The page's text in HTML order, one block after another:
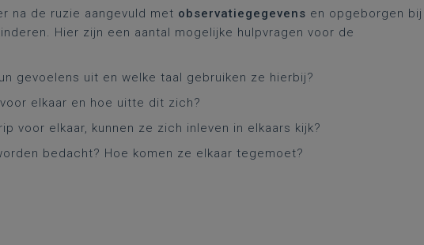
na de ruzie aangevuld met observatiegegevens en opgeborgen bij
Hier zijn een aantal mogelijke hulpvragen voor de
gevoelens uit en welke taal gebruiken ze hierbij?
elkaar en hoe uitte dit zich?
voor elkaar, kunnen ze zich inleven in elkaars kijk?
bedacht? Hoe komen ze elkaar tegemoet?